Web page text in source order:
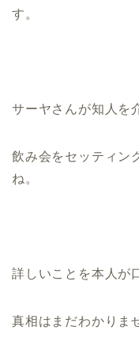
す。
サーヤさんが知人を
飲み会をセッティン
ね。
詳しいことを本人が
真相はまだわかりま